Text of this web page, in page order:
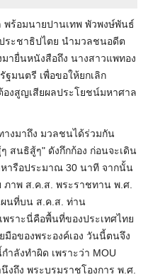
ร้อมนายปานเทพ พัวพงษ์พันธ์
ะชาธิปไตย​ นำมวลชน​อดีต
ายื่นหนังสือถึง นางสาวแพทอง
มนตรี เพื่อขอให้ยกเลิก
องสูญเสียผลประโยชน์มหาศาล
งมาถึง มวลชนได้ร่วมกัน
สนธิสู้ๆ" ดังกึกก้อง​ ก่อนจะเดิน
หารือประมาณ 30 นาที จากนั้น
าพ​ ส.ค.ส. พระราชทาน พ.ศ.
ผนที่บน ส.ค.ส. ท่าน
พราะนี่คือพื้นที่ของประเทศไทย
อของพระองค์เอง วันนี้ตนจึง
ำลังทำผิด เพราะว่า​ MOU
งถึง​ พระบรมราชโองการ พ.ศ.